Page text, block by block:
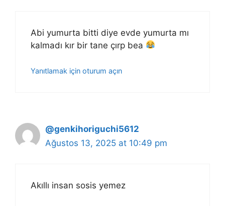
Abi yumurta bitti diye evde yumurta mı
kalmadı kır bir tane çırp bea
Yanıtlamak için oturum açın
@genkihoriguchi5612
Ağustos 13, 2025 at 10:49 pm
Akıllı insan sosis yemez